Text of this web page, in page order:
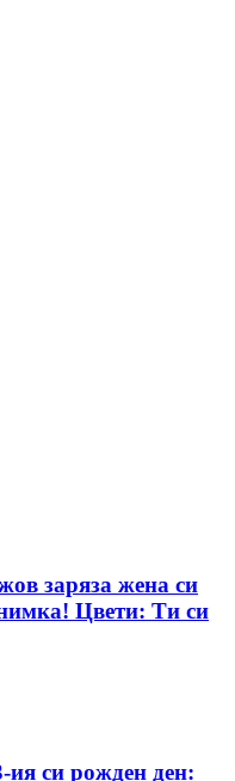
заряза жена си
Цвети: Ти си
ия си рожден ден: